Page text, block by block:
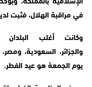
في مراقبة الهلال، فثبت
وكانت أغلب
والجزائر، السعودية،
يوم الجمعة هو عيد الفطر.